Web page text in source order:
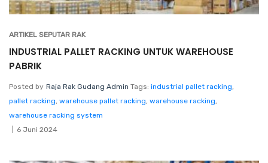
ARTIKEL SEPUTAR RAK
INDUSTRIAL PALLET RACKING UNTUK WAREHOUSE
PABRIK
Posted by Raja Rak Gudang Admin Tags: industrial pallet racking,
pallet racking, warehouse pallet racking, warehouse racking,
warehouse racking system
6 Juni 2024